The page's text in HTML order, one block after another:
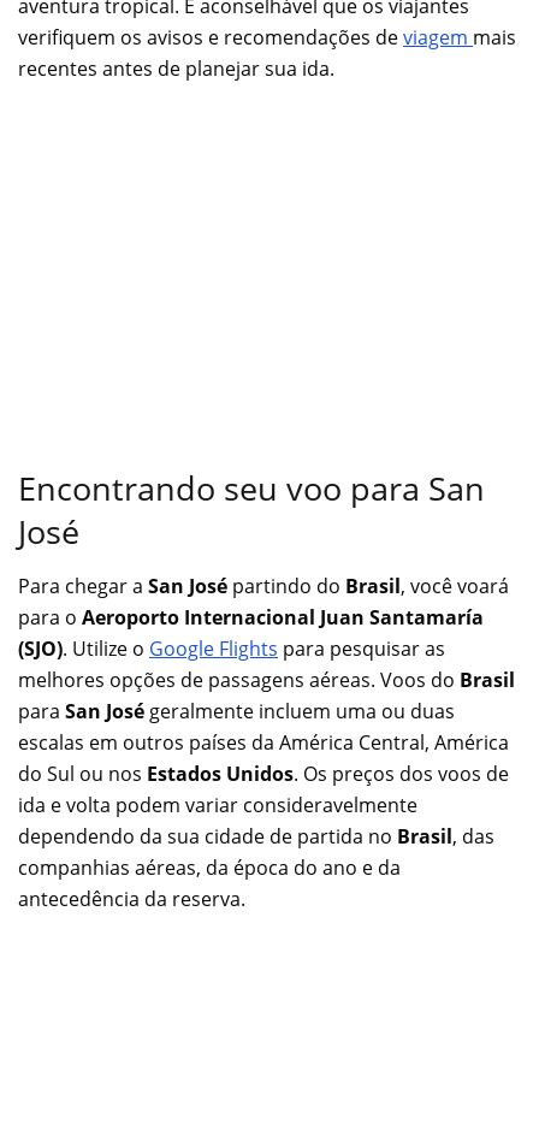
aventura tropical. É aconselhável que os viajantes
verifiquem os avisos e recomendações deviagem mais
recentes antes de planejar sua ida.
Encontrando seu voo para San
José
Para chegar a San José partindo do Brasil, você voará
para o Aeroporto Internacional Juan Santamaría
(SJO). Utilize o Google Flights para pesquisar as
melhores opções de passagens aéreas. Voos do Brasil
para San José geralmente incluem uma ou duas
escalas em outros países da América Central, América
do Sul ou nos Estados Unidos. Os preços dos voos de
ida e volta podem variar consideravelmente
dependendo da sua cidade de partida no Brasil, das
companhias aéreas, da época do ano e da
antecedência da reserva.